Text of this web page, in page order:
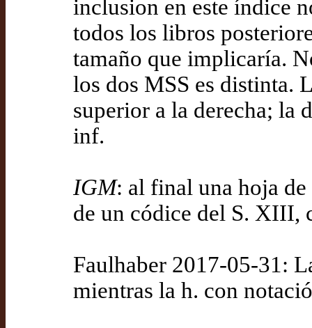
inclusion en este índice
todos los libros
tamaño que implicaría.
los dos MSS es distinta.
superior a la derecha; la
inf.
IGM: al final una hoja
de un códice del S. XIII,
Faulhaber 2017-05-31:
mientras la h. con